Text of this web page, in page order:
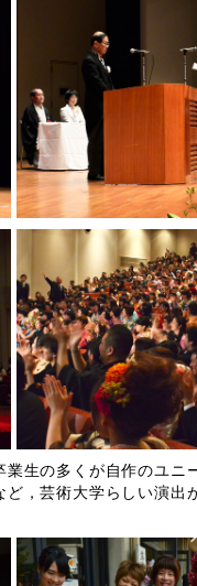
生の多くが自作のユニ
，芸術大学らしい演出